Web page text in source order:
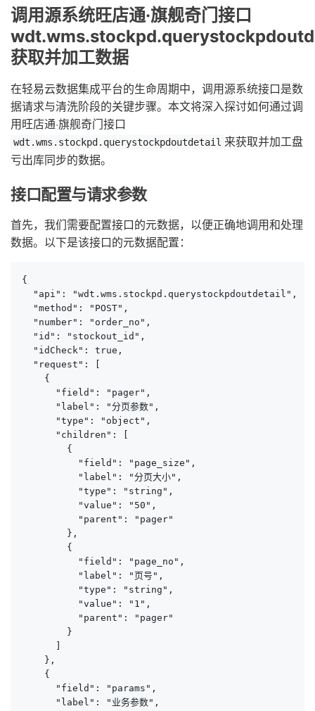
调用源系统旺店通·旗舰奇门接口
获取并加工数据
在轻易云数据集成平台的生命周期中，调用源系统接口是数
据请求与清洗阶段的关键步骤。本文将深入探讨如何通过调
用旺店通·旗舰奇门接口
wdt.wms.stockpd.querystockpdoutdetail 来获取并加工盘
亏出库同步的数据。
接口配置与请求参数
首先，我们需要配置接口的元数据，以便正确地调用和处理
数据。以下是该接口的元数据配置：
{
  "api": "wdt.wms.stockpd.querystockpdoutdetail",
  "method": "POST",
  "number": "order_no",
  "id": "stockout_id",
  "idCheck": true,
  "request": [
    {
      "field": "pager",
      "label": "分页参数",
      "type": "object",
      "children": [
        {
          "field": "page_size",
          "label": "分页大小",
          "type": "string",
          "value": "50",
          "parent": "pager"
        },
        {
          "field": "page_no",
          "label": "页号",
          "type": "string",
          "value": "1",
          "parent": "pager"
        }
    },
    {
      "field": "params",
      "label": "业务参数",